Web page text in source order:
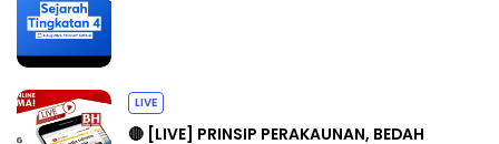
LIVE
🔴 [LIVE] PRINSIP PERAKAUNAN, BEDAH